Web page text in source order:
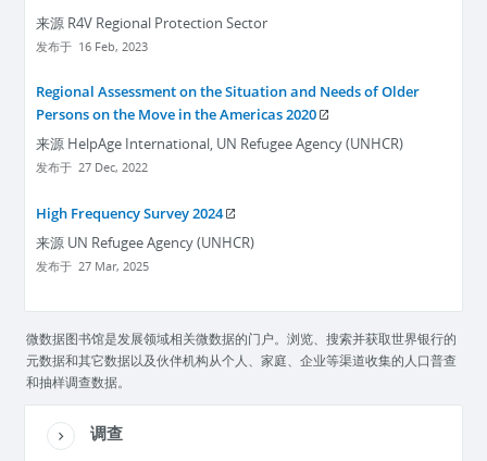
来源 R4V Regional Protection Sector
发布于 16 Feb, 2023
Regional Assessment on the Situation and Needs of Older
Persons on the Move in the Americas 2020
来源 HelpAge International, UN Refugee Agency (UNHCR)
发布于 27 Dec, 2022
High Frequency Survey 2024
来源 UN Refugee Agency (UNHCR)
发布于 27 Mar, 2025
微数据图书馆是发展领域相关微数据的门户。浏览、搜索并获取世界银行的
元数据和其它数据以及伙伴机构从个人、家庭、企业等渠道收集的人口普查
和抽样调查数据。
调查